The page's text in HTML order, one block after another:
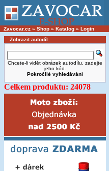
Zavocar.cz » Shop » Katalog » Login
Zobrazit autodíl
Chcete-li vidět obrázek autodílu, zadejte
jeho kód.
Pokročilé vyhledávání
Celkem produktu: 24078